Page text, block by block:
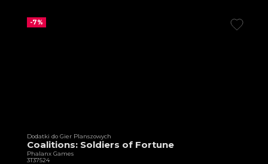
-7%
Dodatki do Gier Planszowych
Coalitions: Soldiers of Fortune
Phalanx Games
3T37524